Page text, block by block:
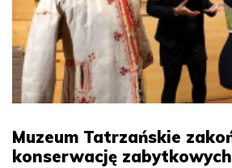
Muzeum Tatrzańskie
konserwację